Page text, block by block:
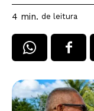
4 min. de leitura